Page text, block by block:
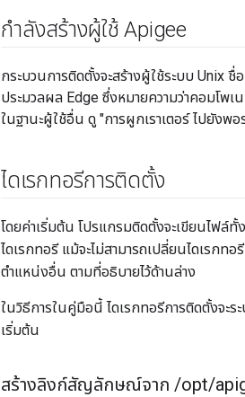
กำลังสร้างผู้ใช้ Apigee
กระบวนการติดตั้งจะสร้างผู้ใช้ระบบ Unix ชื่
ประมวลผล Edge ซึ่งหมายความว่าคอมโพ
ในฐานะผู้ใช้อื่น ดู "การผูกเราเตอร์ ไปยังพ
ไดเรกทอรีการติดตั้ง
โดยค่าเริ่มต้น โปรแกรมติดตั้งจะเขียนไฟล์ทั้
ไดเรกทอรี แม้จะไม่สามารถเปลี่ยนไดเร
ตำแหน่งอื่น ตามที่อธิบายไว้ด้านล่าง
ในวิธีการในคู่มือนี้ ไดเรกทอรีการติดตั้งจะร
เริ่มต้น
สร้างลิงก์สัญลักษณ์จาก /opt/